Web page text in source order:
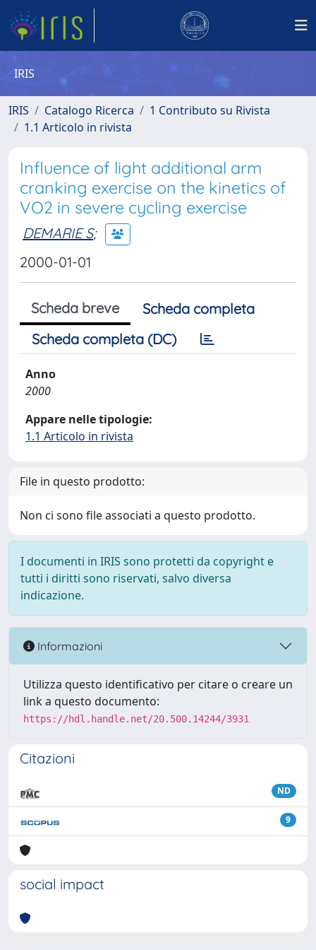
IRIS
IRIS Catalogo Ricerca
1 Contributo su Rivista
1.1 Articolo in rivista
Influence of light additional arm
cranking exercise on the kinetics of
VO2 in severe cycling exercise
DEMARIE S;
2000-01-01
Scheda breve
Scheda completa
Scheda completa (DC)
Anno
2000
Appare nelle tipologie:
1.1 Articolo in rivista
File in questo prodotto:
Non ci sono file associati a questo prodotto.
I documenti in IRIS sono protetti da copyright e
tutti i diritti sono riservati, salvo diversa
indicazione.
Informazioni
Utilizza questo identificativo per citare o creare un
link a questo documento:
https://hdl.handle.net/20.500.14244/3931
Citazioni
ND
9
social impact